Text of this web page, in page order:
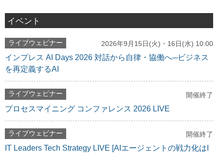
イベント
ライブウェビナー 2026年9月15日(火)・16日(水) 10:00
インプレス AI Days 2026 対話から自律・協働へ─ビジネス
を再定義するAI
ライブウェビナー 開催終了
プロセスマイニング コンファレンス 2026 LIVE
ライブウェビナー 開催終了
IT Leaders Tech Strategy LIVE [AIエージェントの戦力化はI